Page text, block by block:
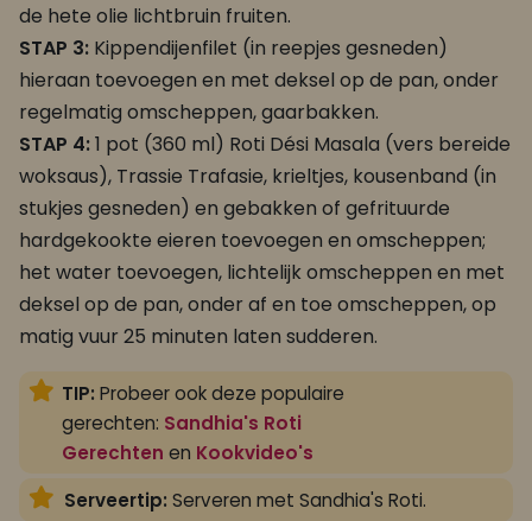
de hete olie lichtbruin fruiten.
STAP 3: Kippendijenfilet (in reepjes gesneden)
hieraan toevoegen en met deksel op de pan, onder
regelmatig omscheppen, gaarbakken.
STAP 4:1 pot (360 ml) Roti Dési Masala (vers bereide
woksaus), Trassie Trafasie, krieltjes, kousenband (in
stukjes gesneden) en gebakken of gefrituurde
hardgekookte eieren toevoegen en omscheppen;
het water toevoegen, lichtelijk omscheppen en met
deksel op de pan, onder af en toe omscheppen, op
matig vuur 25 minuten laten sudderen.
TIP: Probeer ook deze populaire
gerechten: Sandhia's Roti
Gerechten en Kookvideo's
Serveertip: Serveren met Sandhia's Roti.